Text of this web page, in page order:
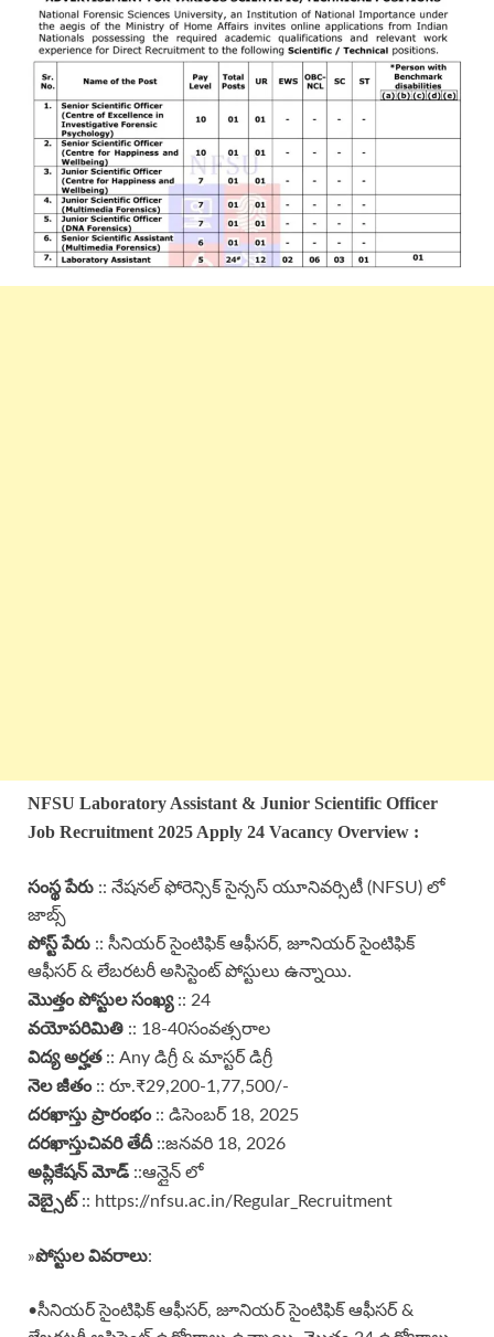
NFSU Laboratory Assistant & Junior Scientific Officer
Job Recruitment 2025 Apply 24 Vacancy Overview :
సంస్థ పేరు :: నేషనల్ ఫోరెన్సిక్ సైన్సస్ యూనివర్సిటీ (NFSU) లో
జాబ్స్
పోస్ట్ పేరు :: సీనియర్ సైంటిఫిక్ ఆఫీసర్, జూనియర్ సైంటిఫిక్
ఆఫీసర్ & లేబరటరీ అసిస్టెంట్ పోస్టులు ఉన్నాయి.
మొత్తం పోస్టుల సంఖ్య:: 24
వయోపరిమితి :: 18-40సంవత్సరాల
విద్య అర్హత:: Any డిగ్రీ & మాస్టర్ డిగ్రీ
నెల జీతం:: రూ.₹29,200-1,77,500/-
దరఖాస్తు ప్రారంభం :: డిసెంబర్ 18, 2025
దరఖాస్తుచివరి తేదీ ::జనవరి 18, 2026
అప్లికేషన్ మోడ్ ::ఆన్లైన్ లో
వెబ్సైట్:: https://nfsu.ac.in/Regular_Recruitment
»పోస్టుల వివరాలు:
•సీనియర్ సైంటిఫిక్ ఆఫీసర్, జూనియర్ సైంటిఫిక్ ఆఫీసర్ &